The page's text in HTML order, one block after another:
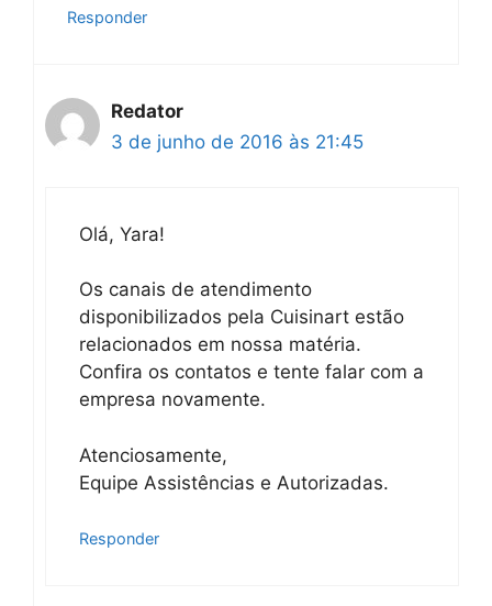
Responder
Redator
3 de junho de 2016 às 21:45
Olá, Yara!
Os canais de atendimento
disponibilizados pela Cuisinart estão
relacionados em nossa matéria.
Confira os contatos e tente falar com a
empresa novamente.
Atenciosamente,
Equipe Assistências e Autorizadas.
Responder